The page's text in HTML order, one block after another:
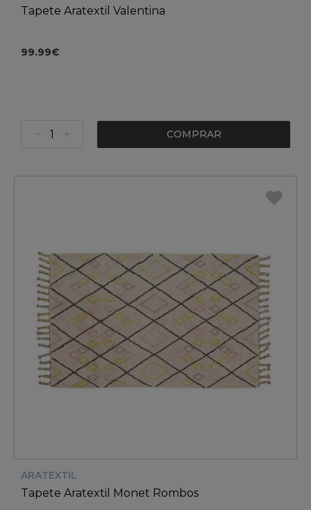
Tapete Aratextil Valentina
99.99€
COMPRAR
ARATEXTIL
Tapete Aratextil Monet Rombos